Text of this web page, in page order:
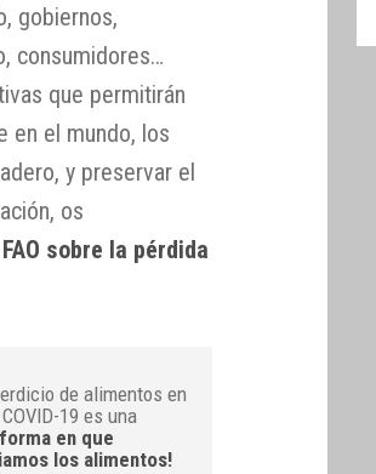
gobiernos,
consumidores…
que permitirán
en el mundo, los
y preservar el
os
sobre la pérdida
de alimentos en
19 es una
en que
los alimentos!